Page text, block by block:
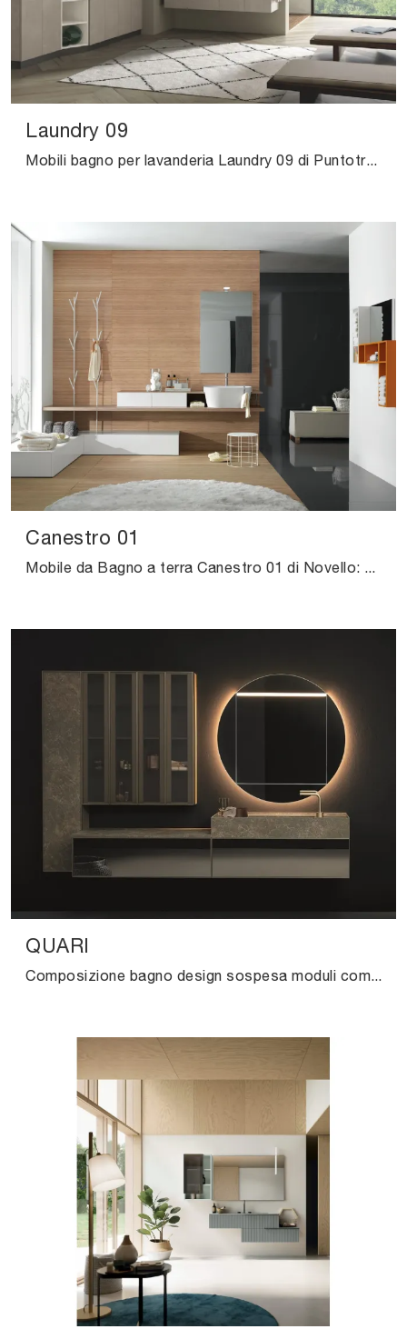
Laundry 09
Mobili bagno per lavanderia Laundry 09 di Puntotre: scopri l'Arredo Bagno in laminato moderno e arreda il tuo bagno.
Canestro 01
Mobile da Bagno a terra Canestro 01 di Novello: clicca e scopri di più su mobili bagno a terra in laccato opaco e elementi accessori della firma.
QUARI